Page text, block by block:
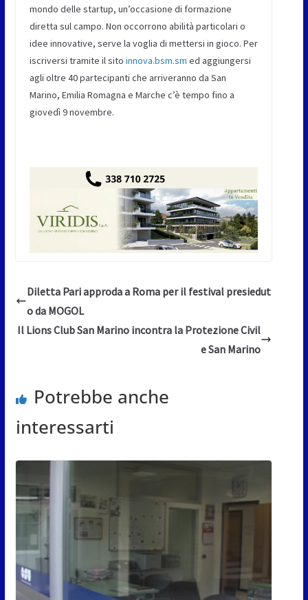
mondo delle startup, un’occasione di formazione
diretta sul campo. Non occorrono abilità particolari o
idee innovative, serve la voglia di mettersi in gioco. Per
iscriversi tramite il sito innova.bsm.sm ed aggiungersi
agli oltre 40 partecipanti che arriveranno da San
Marino, Emilia Romagna e Marche c’è tempo fino a
giovedì 9 novembre.
Diletta Pari approda a Roma per il festival presiedut
o da MOGOL
Il Lions Club San Marino incontra la Protezione Civil
e San Marino
Potrebbe anche
interessarti